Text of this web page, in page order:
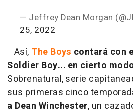
— Jeffrey Dean Morgan
25, 2022
Así, The Boys contará con
Soldier Boy... en cierto modo
Sobrenatural, serie
sus primeras cinco
a Dean Winchester, un